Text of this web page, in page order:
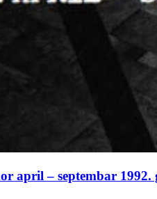
april – septembar 1992.